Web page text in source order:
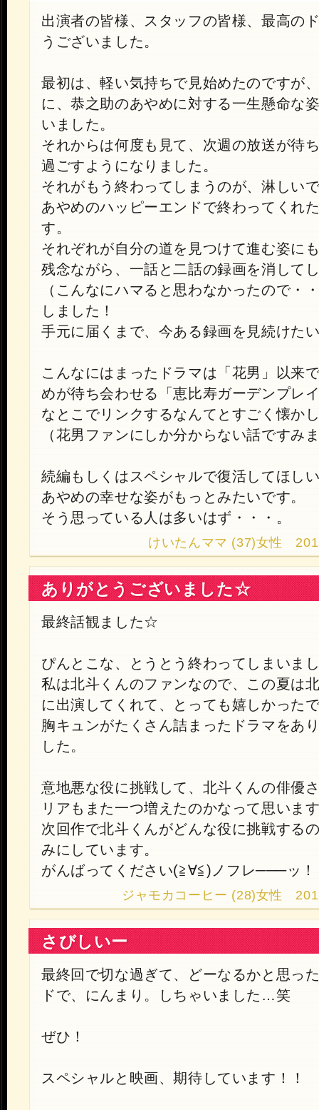
出演者の皆様、スタッフの皆様、最高の
うございました。
最初は、軽い気持ちで見始めたのですが
に、恭之助のあやめに対する一生懸命な
いました。
それからは何度も見て、次週の放送が待
過ごすようになりました。
それがもう終わってしまうのが、淋しい
あやめのハッピーエンドで終わってくれ
す。
それぞれが自分の道を見つけて進む姿に
残念ながら、一話と二話の録画を消して
（こんなにハマると思わなかったので・
しました！
手元に届くまで、今ある録画を見続けた
こんなにはまったドラマは「花男」以来
めが待ち会わせる「恵比寿ガーデンプレ
なとこでリンクするなんてとすごく懐か
（花男ファンにしか分からない話ですみ
続編もしくはスペシャルで復活してほし
あやめの幸せな姿がもっとみたいです。
そう思っている人は多いはず・・・。
けいたんママ (37)女性
ありがとうございました☆
最終話観ました☆
ぴんとこな、とうとう終わってしまいま
私は北斗くんのファンなので、この夏は
に出演してくれて、とっても嬉しかった
胸キュンがたくさん詰まったドラマをあ
した。
意地悪な役に挑戦して、北斗くんの俳優
リアもまた一つ増えたのかなって思いま
次回作で北斗くんがどんな役に挑戦する
みにしています。
がんばってください(≧∀≦)ノフレ───ッ！
ジャモカコーヒー (28)女性
さびしいー
最終回で切な過ぎて、どーなるかと思っ
ドで、にんまり。しちゃいました…笑
ぜひ！
スペシャルと映画、期待しています！！